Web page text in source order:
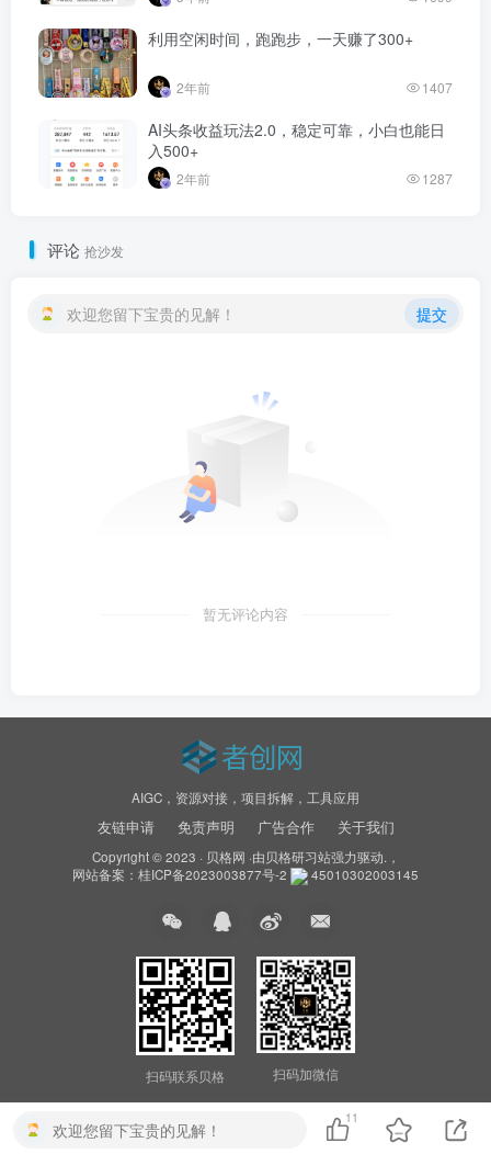
利用空闲时间，跑跑步，一天赚了300+
2年前 1407
AI头条收益玩法2.0，稳定可靠，小白也能日
入500+
2年前 1287
评论 抢沙发
欢迎您留下宝贵的见解！ 提交
暂无评论内容
AIGC，资源对接，项目拆解，工具应用
友链申请 免责声明 广告合作 关于我们
Copyright © 2023 · 贝格网 ·由贝格研习站强力驱动.，
网站备案： 桂ICP备2023003877号-2 45010302003145
扫码联系贝格 扫码加微信
欢迎您留下宝贵的见解！
11